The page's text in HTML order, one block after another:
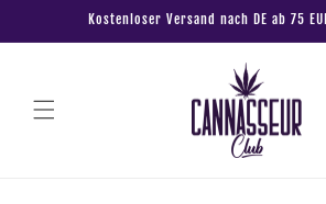
Inhalt
Kostenloser Versand nach DE ab 75